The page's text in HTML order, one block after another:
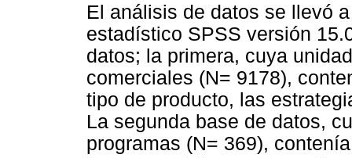
El análisis de datos se llevó
estadístico SPSS versión
datos; la primera, cuya
comerciales (N= 9178),
tipo de producto, las
La segunda base de datos,
programas (N= 369),